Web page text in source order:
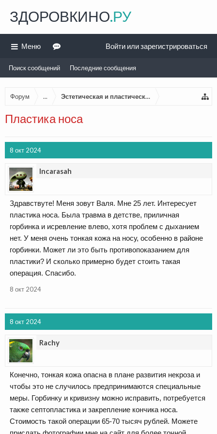
Форум ... Эстетическая и пластическая хирургия
Пластика носа
8 окт 2024
Incarasah
Здравствуте! Меня зовут Валя. Мне 25 лет. Интересует
пластика носа. Была травма в детстве, приличная
горбинка и исревление влево, хотя проблем с дыханием
нет. У меня очень тонкая кожа на носу, особенно в районе
горбинки. Может ли это быть противопоказанием для
пластики? И сколько примерно будет стоить такая
операция. Спасибо.
8 окт 2024
8 окт 2024
Rachy
Конечно, тонкая кожа опасна в плане развития некроза и
чтобы это не случилось предпринимаются специальные
меры. Горбинку и кривизну можно исправить, потребуется
также септопластика и закрепление кончика носа.
Стоимость такой операции 65-70 тысяч рублей. Можете
ЗДОРОВКИНО.РУ
Меню
Поиск сообщений Последние сообщения
Войти или зарегистрироваться